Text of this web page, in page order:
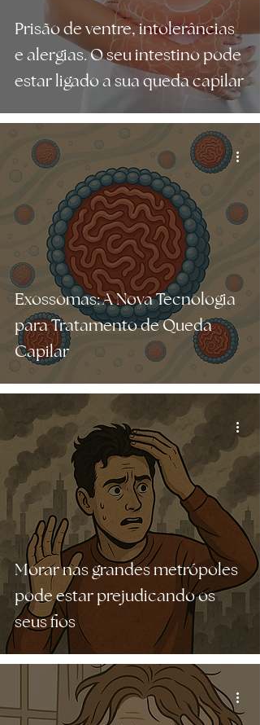
Prisão de ventre, intolerâncias
e alergias. O seu intestino pode
estar ligado a sua queda capilar
Exossomas: A Nova Tecnologia
para Tratamento de Queda
Capilar
Morar nas grandes metrópoles
pode estar prejudicando os
seus fios